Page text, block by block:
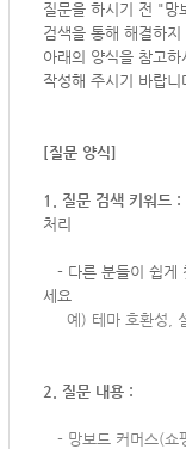
질문을 하시기 전 "망
검색을 통해 해결하
아래의 양식을 참고하
작성해 주시기 바랍니
[질문 양식]
1. 질문 검색 키워드 :
처리
- 다른 분들이 쉽게
세요
예) 테마 호환성,
2. 질문 내용 :
- 망보드 커머스(쇼